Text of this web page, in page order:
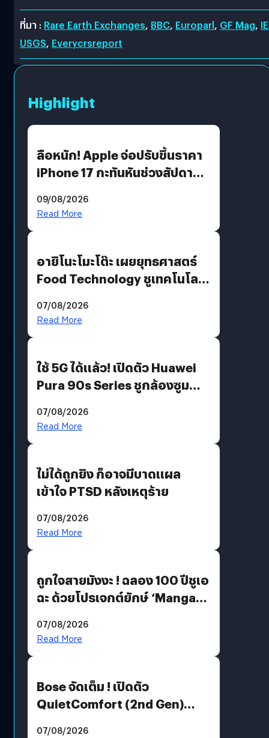
ที่มา : Rare Earth Exchanges, BBC, Europarl, GF Mag,
USGS, Everycrsreport
Highlight
ลือหนัก! Apple จ่อปรับขึ้นราคา
iPhone 17 กะทันหันช่วงสัปดาห์ที่
09/08/2026
Read More
อายิโนะโมะโต๊ะ เผยยุทธศาสตร์
Food Technology ชูเทคโนโลยี
บริโภคและ B2B
07/08/2026
Read More
ใช้ 5G ได้แล้ว! เปิดตัว Huawei
Pura 90s Series ชูกล้องซูม
07/08/2026
Read More
ไม่ได้ถูกยิง ก็อาจมีบาดแผล
เข้าใจ PTSD หลังเหตุร้าย
07/08/2026
Read More
ถูกใจสายมังงะ ! ฉลอง 100 ปีชูเอ
ฉะ ด้วยโปรเจกต์ยักษ์ ‘Manga
มีภาษาไทยด้วย
07/08/2026
Read More
Bose จัดเต็ม ! เปิดตัว
QuietComfort (2nd Gen)
07/08/2026